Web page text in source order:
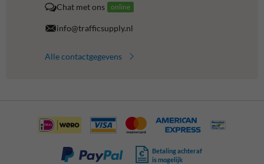
Chat met ons online
info@trafficsupply.nl
Alle contactgegevens
Betaling achteraf
is mogelijk